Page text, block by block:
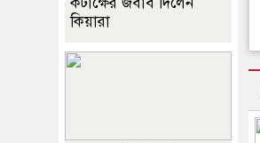
কিয়ারা